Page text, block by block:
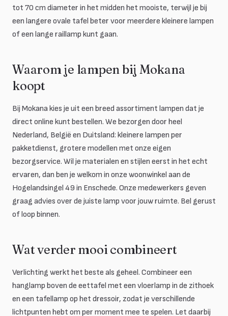
tot 70 cm diameter in het midden het mooiste, terwijl je bij
een langere ovale tafel beter voor meerdere kleinere lampen
of een lange raillamp kunt gaan.
Waarom je lampen bij Mokana
koopt
Bij Mokana kies je uit een breed assortiment lampen dat je
direct online kunt bestellen. We bezorgen door heel
Nederland, België en Duitsland: kleinere lampen per
pakketdienst, grotere modellen met onze eigen
bezorgservice. Wil je materialen en stijlen eerst in het echt
ervaren, dan ben je welkom in onze woonwinkel aan de
Hogelandsingel 49 in Enschede. Onze medewerkers geven
graag advies over de juiste lamp voor jouw ruimte. Bel gerust
of loop binnen.
Wat verder mooi combineert
Verlichting werkt het beste als geheel. Combineer een
hanglamp boven de eettafel met een vloerlamp in de zithoek
en een tafellamp op het dressoir, zodat je verschillende
lichtpunten hebt om per moment mee te spelen. Let daarbij